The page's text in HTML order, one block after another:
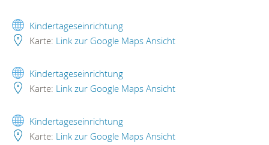
Kindertageseinrichtung
Karte: Link zur Google Maps Ansicht
Kindertageseinrichtung
Karte: Link zur Google Maps Ansicht
Kindertageseinrichtung
Karte: Link zur Google Maps Ansicht